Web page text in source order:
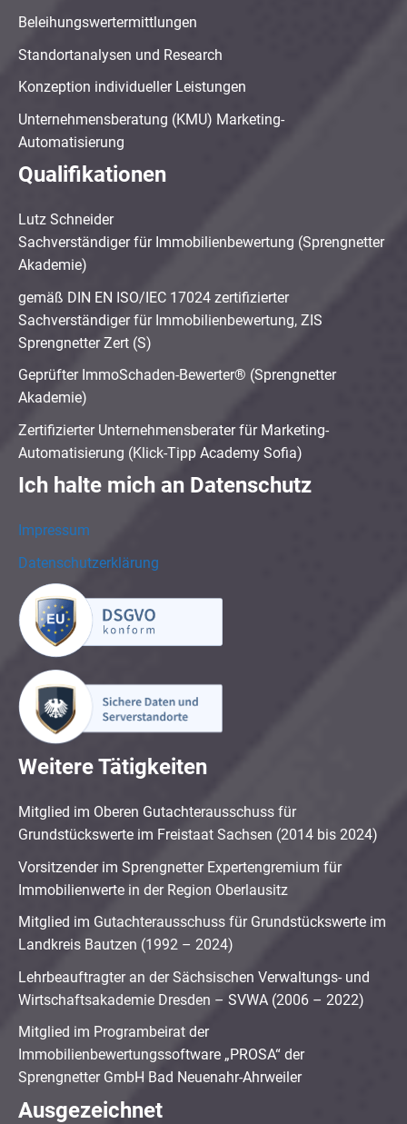
Beleihungswertermittlungen
Standortanalysen und Research
Konzeption individueller Leistungen
Unternehmensberatung (KMU) Marketing-
Automatisierung
Qualifikationen
Lutz Schneider
Sachverständiger für Immobilienbewertung (Sprengnetter
Akademie)
gemäß DIN EN ISO/IEC 17024 zertifizierter
Sachverständiger für Immobilienbewertung, ZIS
Sprengnetter Zert (S)
Geprüfter ImmoSchaden-Bewerter® (Sprengnetter
Akademie)
Zertifizierter Unternehmensberater für Marketing-
Automatisierung (Klick-Tipp Academy Sofia)
Ich halte mich an Datenschutz
Impressum
Datenschutzerklärung
Weitere Tätigkeiten
Mitglied im Oberen Gutachterausschuss für
Grundstückswerte im Freistaat Sachsen (2014 bis 2024)
Vorsitzender im Sprengnetter Expertengremium für
Immobilienwerte in der Region Oberlausitz
Mitglied im Gutachterausschuss für Grundstückswerte im
Landkreis Bautzen (1992 – 2024)
Lehrbeauftragter an der Sächsischen Verwaltungs- und
Wirtschaftsakademie Dresden – SVWA (2006 – 2022)
Mitglied im Programbeirat der
Immobilienbewertungssoftware „PROSA“ der
Sprengnetter GmbH Bad Neuenahr-Ahrweiler
Ausgezeichnet